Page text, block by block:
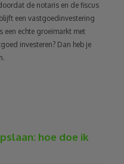
de notaris en de fiscus
een vastgoedinvestering
een echte groeimarkt met
investeren? Dan heb je
hoe doe ik